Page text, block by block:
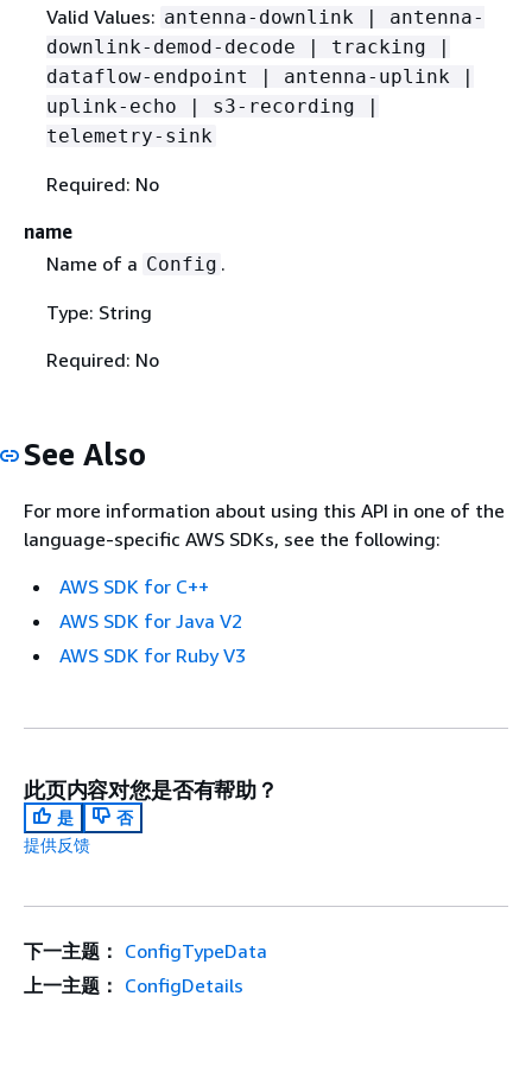
Valid Values: antenna-downlink | antenna-
downlink-demod-decode | tracking |
dataflow-endpoint | antenna-uplink |
uplink-echo | s3-recording |
telemetry-sink
Required: No
name
Name of a Config .
Type: String
Required: No
See Also
For more information about using this API in one of the
language-specific AWS SDKs, see the following:
AWS SDK for C++
AWS SDK for Java V2
AWS SDK for Ruby V3
此页内容对您是否有帮助？
是
否
提供反馈
下一主题： ConfigTypeData
上一主题： ConfigDetails